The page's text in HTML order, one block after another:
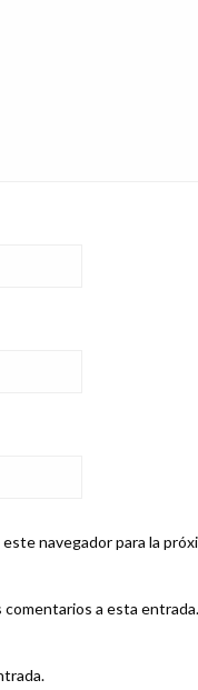
navegador para la
a esta entrada.